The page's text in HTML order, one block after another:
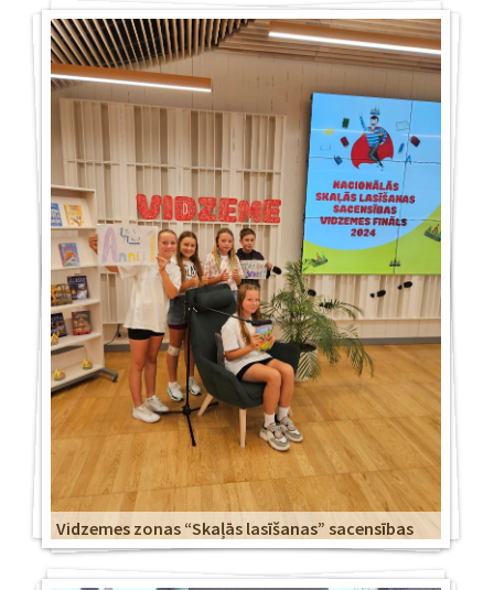
Vidzemes zonas “Skaļās lasīšanas” sacensības